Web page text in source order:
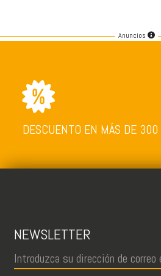
Anuncios
DESCUENTO EN MÁS DE 300
NEWSLETTER